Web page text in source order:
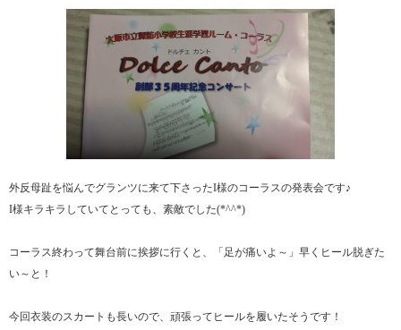
外反母趾を悩んでグランツに来て下さったI様のコーラスの発表会です♪
I様キラキラしていてとっても、素敵でした(*^^*)
コーラス終わって舞台前に挨拶に行くと、「足が痛いよ～」早くヒール脱ぎた
い～と！
今回衣装のスカートも長いので、頑張ってヒールを履いたそうです！